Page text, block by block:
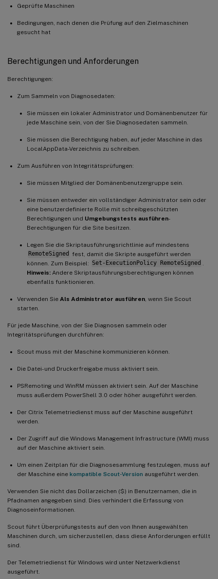
Geprüfte Maschinen
Bedingungen, nach denen die Prüfung auf den Zielmaschinen
gesucht hat
Berechtigungen und Anforderungen
Berechtigungen:
Zum Sammeln von Diagnosedaten:
Sie müssen ein lokaler Administrator und Domänenbenutzer für
jede Maschine sein, von der Sie Diagnosedaten sammeln.
Sie müssen die Berechtigung haben, auf jeder Maschine in das
LocalAppData-Verzeichnis zu schreiben.
Zum Ausführen von Integritätsprüfungen:
Sie müssen Mitglied der Domänenbenutzergruppe sein.
Sie müssen entweder ein vollständiger Administrator sein oder
eine benutzerdefinierte Rolle mit schreibgeschützten
Berechtigungen und Umgebungstests ausführen-
Berechtigungen für die Site besitzen.
Legen Sie die Skriptausführungsrichtlinie auf mindestens
RemoteSigned fest, damit die Skripte ausgeführt werden
können. Zum Beispiel: Set-ExecutionPolicy RemoteSigned
Hinweis: Andere Skriptausführungsberechtigungen können
ebenfalls funktionieren.
Verwenden Sie Als Administrator ausführen , wenn Sie Scout
starten.
Für jede Maschine, von der Sie Diagnosen sammeln oder
Integritätsprüfungen durchführen:
Scout muss mit der Maschine kommunizieren können.
Die Datei- und Druckerfreigabe muss aktiviert sein.
PSRemoting und WinRM müssen aktiviert sein. Auf der Maschine
muss außerdem PowerShell 3.0 oder höher ausgeführt werden.
Der Citrix Telemetriedienst muss auf der Maschine ausgeführt
werden.
Der Zugriff auf die Windows Management Infrastructure (WMI) muss
auf der Maschine aktiviert sein.
Um einen Zeitplan für die Diagnosesammlung festzulegen, muss auf
der Maschine eine kompatible Scout-Version ausgeführt werden.
Verwenden Sie nicht das Dollarzeichen ($) in Benutzernamen, die in
Pfadnamen angegeben sind. Dies verhindert die Erfassung von
Diagnoseinformationen.
Scout führt Überprüfungstests auf den von Ihnen ausgewählten
Maschinen durch, um sicherzustellen, dass diese Anforderungen erfüllt
sind.
Der Telemetriedienst für Windows wird unter Netzwerkdienst
ausgeführt.